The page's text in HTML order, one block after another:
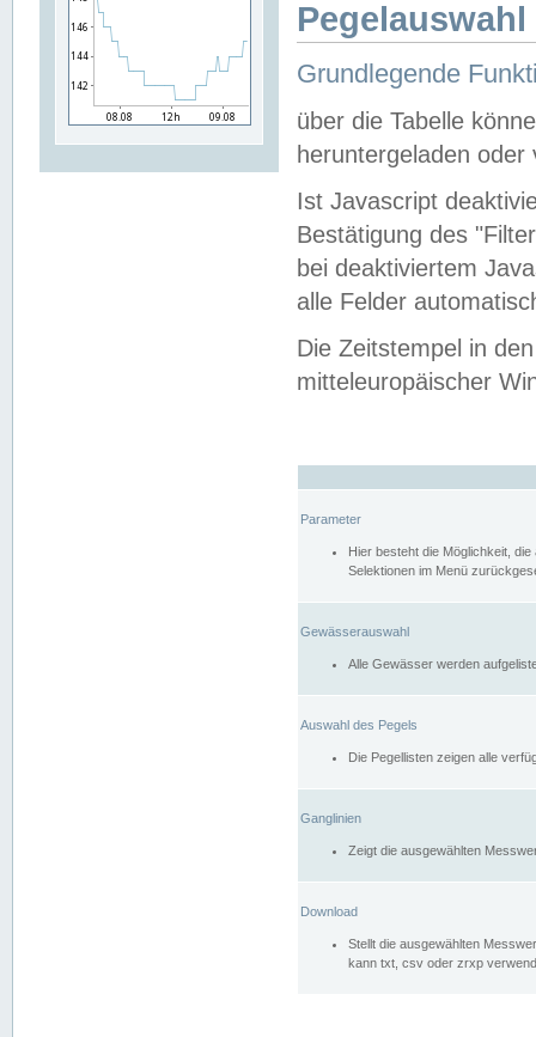
Grundlegende
über die Tabelle
heruntergeladen oder
Ist Javascript
Bestätigung des
bei deaktiviertem
alle Felder
Die Zeitstempel in
mitteleuropäischer
Parameter
Hier besteht die Möglichkeit,
Selektionen im Menü
Gewässerauswahl
Alle Gewässer werden
Auswahl des Pegels
Die Pegellisten zeigen alle
Ganglinien
Zeigt die ausgewählten
Download
Stellt die ausgewählten
kann txt, csv oder zrxp